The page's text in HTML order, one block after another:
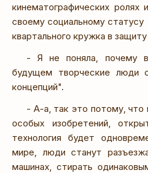
кинематографических
своему социальному статусу
квартального кружка в
- Я не поняла, почему
будущем творческие люди
концепций".
- А-а, так это потому,
особых изобретений,
технология будет
мире, люди станут
машинах, стирать